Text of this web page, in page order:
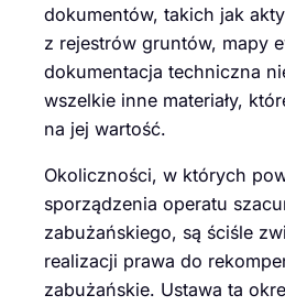
dokumentów, takich jak
z rejestrów gruntów, mapy
dokumentacja techniczna
wszelkie inne materiały,
na jej wartość.
Okoliczności, w których
sporządzenia operatu
zabużańskiego, są ściśle
realizacji prawa do
zabużańskie. Ustawa ta